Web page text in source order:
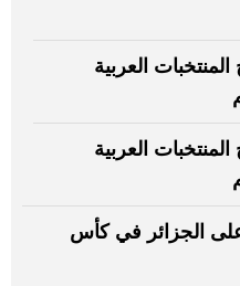
العربية
العربية
الجزائر في كأس